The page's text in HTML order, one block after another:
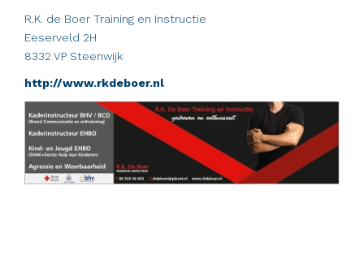
R.K. de Boer Training en Instructie
Eeserveld 2H
8332 VP Steenwijk
http://www.rkdeboer.nl